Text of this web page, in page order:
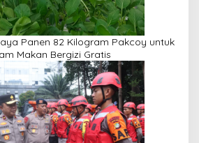
Panen 82 Kilogram Pakcoy untuk
Makan Bergizi Gratis